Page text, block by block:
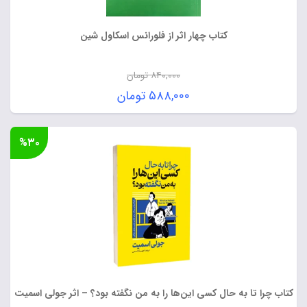
کتاب چهار اثر از فلورانس اسکاول شین
۸۴۰,۰۰۰تومان
قیمت
اصلی:
۸۴۰,۰۰۰ تومان
بود.
۵۸۸,۰۰۰ تومان
قیمت
فعلی:
۵۸۸,۰۰۰ تومان.
کتاب چرا تا به حال کسی این‌ها را به من نگفته بود؟ – اثر جولی اسمیت
%۳۰